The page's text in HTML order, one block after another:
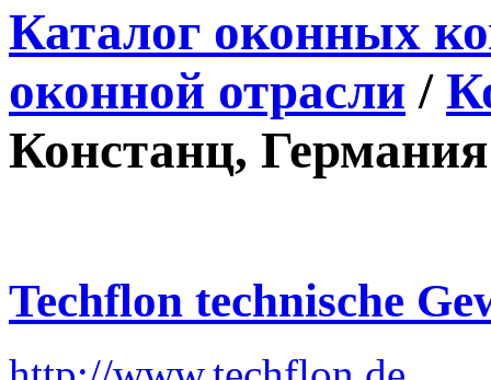
Каталог оконных
оконной отрасли /
Констанц, Германия
Techflon technische